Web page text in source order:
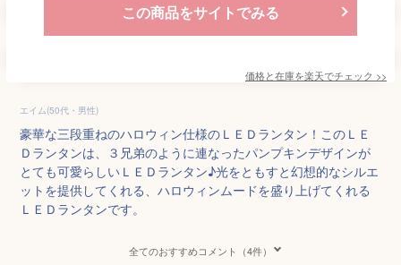
この商品をサイトでみる
価格と在庫を楽天でチェック >>
エイム(50代・男性)
豪華な三段重ねのハロウィン仕様のＬＥＤランタン！このＬＥ
Ｄランタンは、３兄弟のように連なったパンプキンデザインが
とても可愛らしいＬＥＤランタン♪光をともすと幻想的なシルエ
ットを提供してくれる、ハロウィンムードを盛り上げてくれる
ＬＥＤランタンです。
全てのおすすめコメント（4件）